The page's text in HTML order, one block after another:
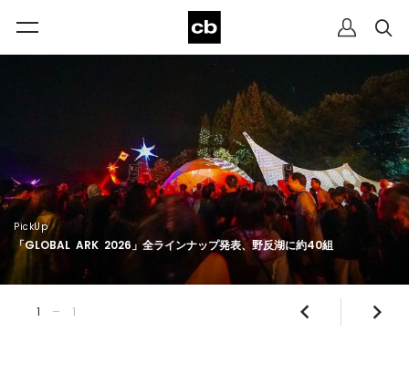
PickUp
「GLOBAL ARK 2026」全ラインナップ発表、野反湖に約40組
1 — 1